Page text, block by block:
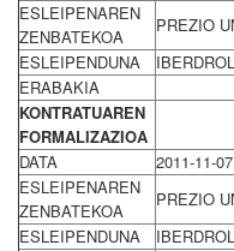
ESLEIPENAREN
ZENBATEKOA
PREZIO
ESLEIPENDUNA
ERABAKIA
KONTRATUAREN
FORMALIZAZIOA
DATA
2011-11-
ESLEIPENAREN
ZENBATEKOA
PREZIO
ESLEIPENDUNA